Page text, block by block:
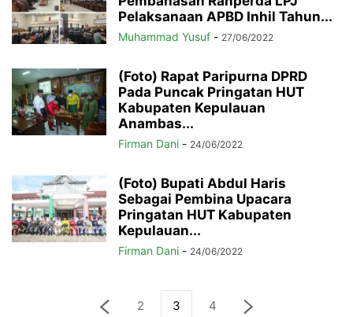
Pelaksanaan APBD Inhil Tahun...
Muhammad Yusuf - 27/06/2022
(Foto) Rapat Paripurna DPRD
Pada Puncak Pringatan HUT
Kabupaten Kepulauan
Anambas...
Firman Dani - 24/06/2022
(Foto) Bupati Abdul Haris
Sebagai Pembina Upacara
Pringatan HUT Kabupaten
Kepulauan...
Firman Dani - 24/06/2022
2 3 4